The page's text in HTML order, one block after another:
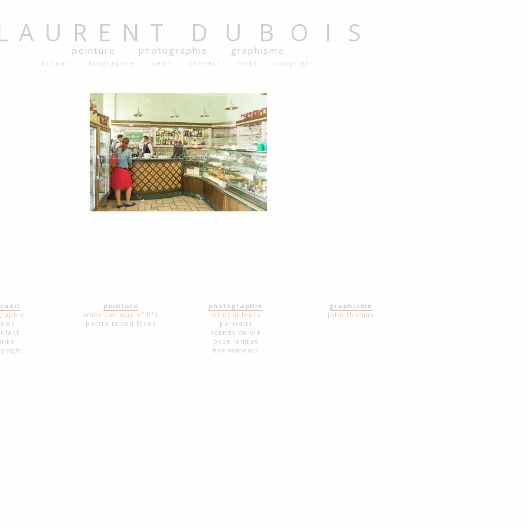
DUBOIS
peinture photographie graphisme
accueil biographie news contact links copyright
peinture
american way of life
portraits and faces
photographie
ici et ailleurs
portraits
scènes de vie
pose longue
évènements
graphisme
john thomas